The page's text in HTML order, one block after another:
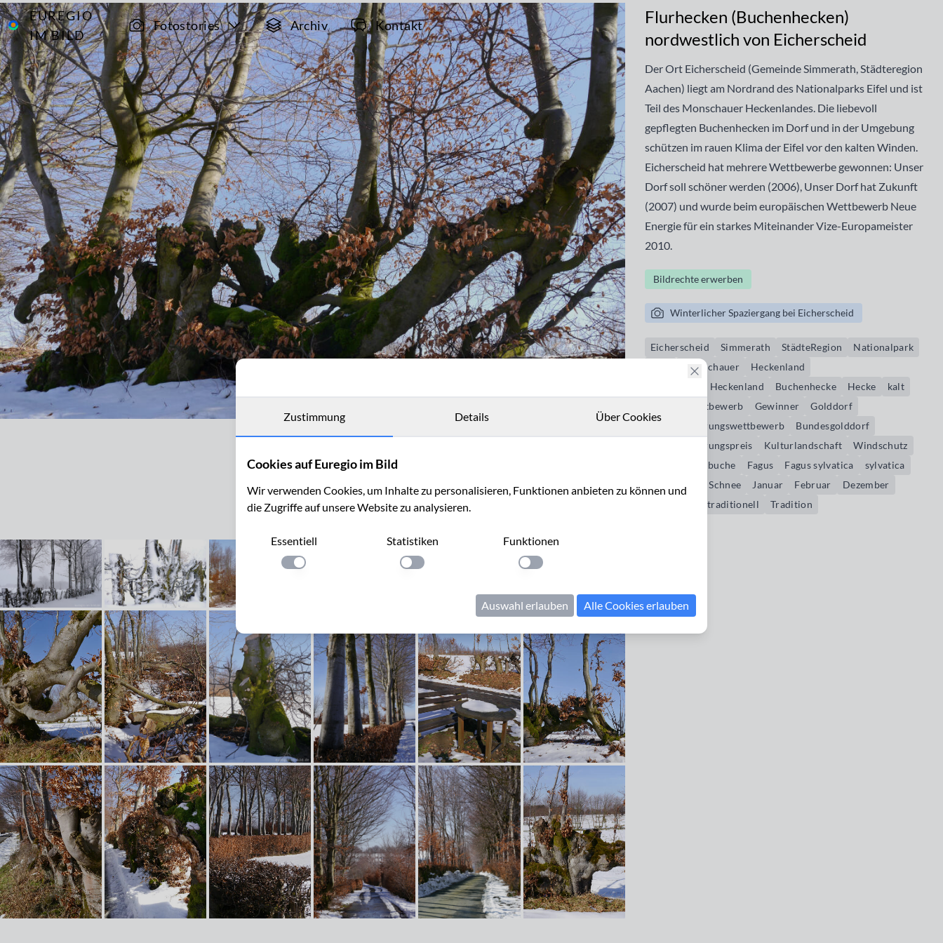
EUREGIO
IM BILD
Fotostories Archiv Kontakt
Archiv
8826
Winterlicher
Spaziergang
bei
Eicherscheid
Flurhecken (Buchenhecken)
nordwestlich von Eicherscheid
Der Ort Eicherscheid (Gemeinde Simmerath, Städteregion
Aachen) liegt am Nordrand des Nationalparks Eifel und ist
Teil des Monschauer Heckenlandes. Die liebevoll
gepflegten Buchenhecken im Dorf und in der Umgebung
schützen im rauen Klima der Eifel vor den kalten Winden.
Eicherscheid hat mehrere Wettbewerbe gewonnen: Unser
Dorf soll schöner werden (2006), Unser Dorf hat Zukunft
(2007) und wurde beim europäischen Wettbewerb Neue
Energie für ein starkes Miteinander Vize-Europameister
2010.
Bildrechte erwerben
Winterlicher Spaziergang bei Eicherscheid
Eicherscheid Simmerath StädteRegion
Nationalpark
Monschauer
Heckenland
Monschauer Heckenland
Buchenhecke Hecke
kalt
Wettbewerb Gewinner
Golddorf
Dorferneuerungswettbewerb
Bundesgolddorf
Dorferneuerungspreis
Kulturlandschaft
Windschutz
Rotbuche Fagus Fagus sylvatica
sylvatica
winterlich
Schnee Januar Februar
Dezember
traditionell Tradition
Zustimmung Details Über Cookies
Cookies auf Euregio im Bild
Wir verwenden Cookies, um Inhalte zu personalisieren, Funktionen anbieten zu können und
die Zugriffe auf unsere Website zu analysieren.
Essentiell
Einstellung anwenden
Statistiken
Einstellung anwenden
Funktionen
Einstellung anwenden
Auswahl erlauben Alle Cookies erlauben